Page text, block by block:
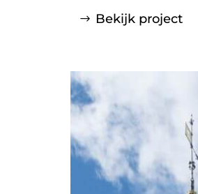
Bekijk project